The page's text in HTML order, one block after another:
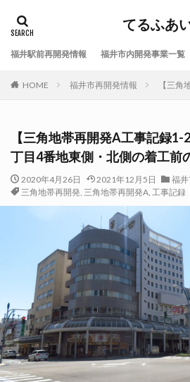
てるふあ
福井駅前再開発情報 福井市内開発事業一覧
HOME 福井市再開発情報 【三
【三角地帯再開発A工事記録
丁目4番地東側・北側の着工前
2020年4月26日 2021年12月5日
福
三角地帯再開発, 三角地帯再開発A, 工事記録